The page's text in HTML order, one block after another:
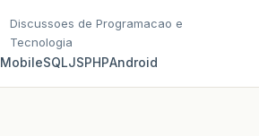
Discussoes de Programacao e
Tecnologia
MobileSQLJSPHPAndroid